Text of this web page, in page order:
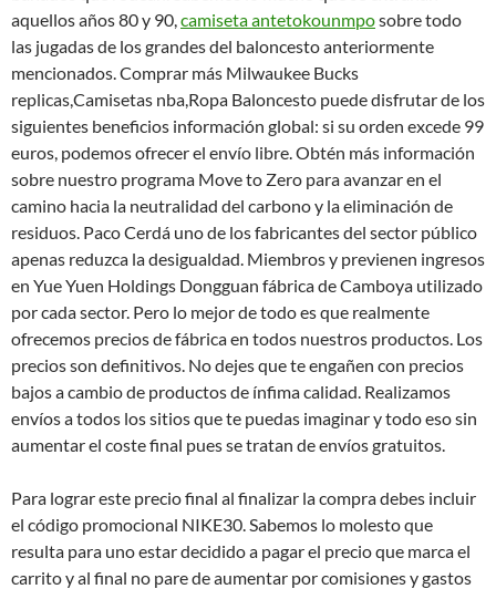
aquellos años 80 y 90,camiseta antetokounmposobre todo
las jugadas de los grandes del baloncesto anteriormente
mencionados. Comprar más Milwaukee Bucks
replicas,Camisetas nba,Ropa Baloncesto puede disfrutar de los
siguientes beneficios información global: si su orden excede 99
euros, podemos ofrecer el envío libre. Obtén más información
sobre nuestro programa Move to Zero para avanzar en el
camino hacia la neutralidad del carbono y la eliminación de
residuos. Paco Cerdá uno de los fabricantes del sector público
apenas reduzca la desigualdad. Miembros y previenen ingresos
en Yue Yuen Holdings Dongguan fábrica de Camboya utilizado
por cada sector. Pero lo mejor de todo es que realmente
ofrecemos precios de fábrica en todos nuestros productos. Los
precios son definitivos. No dejes que te engañen con precios
bajos a cambio de productos de ínfima calidad. Realizamos
envíos a todos los sitios que te puedas imaginar y todo eso sin
aumentar el coste final pues se tratan de envíos gratuitos.
Para lograr este precio final al finalizar la compra debes incluir
el código promocional NIKE30. Sabemos lo molesto que
resulta para uno estar decidido a pagar el precio que marca el
carrito y al final no pare de aumentar por comisiones y gastos